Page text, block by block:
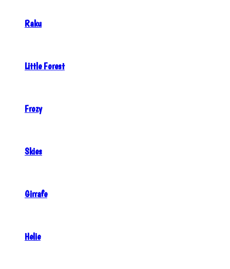
Raku
Little Forest
Frozy
Skies
Girrafe
Helie